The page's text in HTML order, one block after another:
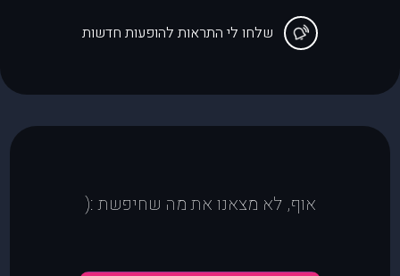
שלחו לי התראות להופעות חדשות
אוף, לא מצאנו את מה שחיפשת :(